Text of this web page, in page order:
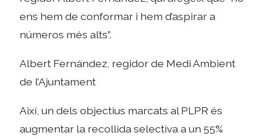
ens hem de conformar i hem d’aspirar a
números més alts”.
Albert Fernández, regidor de Medi Ambient
de l’Ajuntament
Així, un dels objectius marcats al PLPR és
augmentar la recollida selectiva a un 55%